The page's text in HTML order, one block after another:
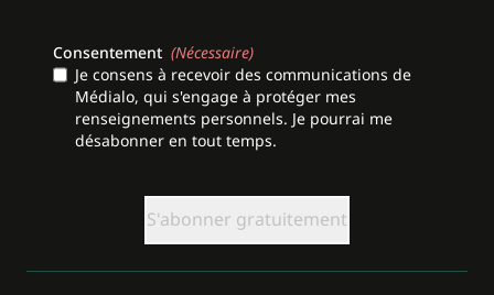
Consentement (Nécessaire)
Je consens à recevoir des communications de
Médialo, qui s'engage à protéger mes
renseignements personnels. Je pourrai me
désabonner en tout temps.